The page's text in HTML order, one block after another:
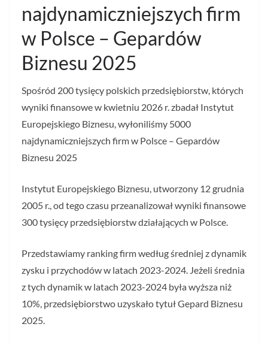
najdynamiczniejszych firm
w Polsce – Gepardów
Biznesu 2025
Spośród 200 tysięcy polskich przedsiębiorstw, których
wyniki finansowe w kwietniu 2026 r. zbadał Instytut
Europejskiego Biznesu, wyłoniliśmy 5000
najdynamiczniejszych firm w Polsce – Gepardów
Biznesu 2025
Instytut Europejskiego Biznesu, utworzony 12 grudnia
2005 r., od tego czasu przeanalizował wyniki finansowe
300 tysięcy przedsiębiorstw działających w Polsce.
Przedstawiamy ranking firm według średniej z dynamik
zysku i przychodów w latach 2023-2024. Jeżeli średnia
z tych dynamik w latach 2023-2024 była wyższa niż
10%, przedsiębiorstwo uzyskało tytuł Gepard Biznesu
2025.